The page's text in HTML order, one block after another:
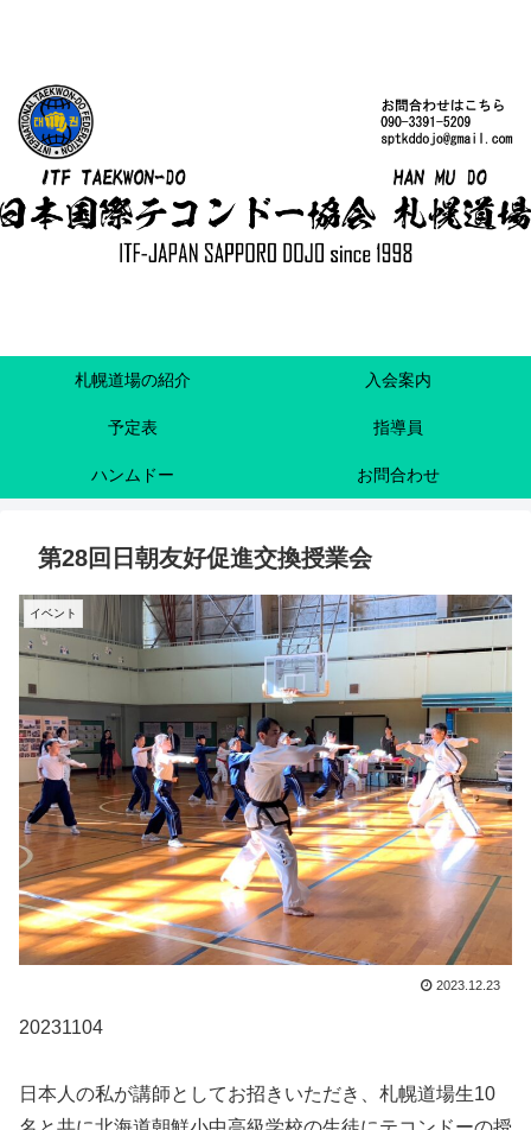
札幌道場の紹介 入会案内
予定表 指導員
ハンムドー お問合わせ
第28回日朝友好促進交換授業会
イベント
2023.12.23
20231104
日本人の私が講師としてお招きいただき、札幌道場生10